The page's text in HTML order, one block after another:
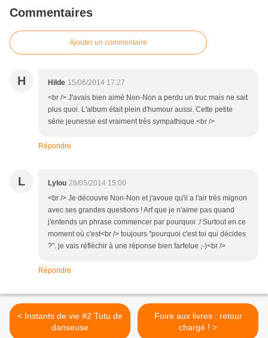
Commentaires
Ajouter un commentaire
H Hilde 15/06/2014 17:27
<br /> J'avais bien aimé Non-Non a perdu un truc mais ne sait
plus quoi. L'album était plein d'humour aussi. Cette petite
série jeunesse est vraiment très sympathique.<br />
Répondre
L Lylou 28/05/2014 15:00
<br /> Je découvre Non-Non et j'avoue qu'il a l'air très mignon
avec ses grandes questions ! Arf que je n'aime pas quand
j'entends un phrase commencer par pourquoi :/ Surtout en ce
moment où c'est<br /> toujours "pourquoi c'est toi qui décides
?". je vais réfléchir à une réponse bien farfelue ;-)<br />
Répondre
< Instants de vie #2 Tutu de
danseuse
Foire aux livres : retour
chargé ! >